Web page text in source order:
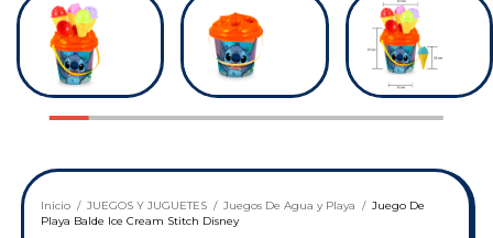
Inicio / JUEGOS Y JUGUETES / Juegos De Agua y Playa / Juego De
Playa Balde Ice Cream Stitch Disney